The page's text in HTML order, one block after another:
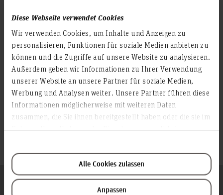
Diese Webseite verwendet Cookies
Wir verwenden Cookies, um Inhalte und Anzeigen zu
personalisieren, Funktionen für soziale Medien anbieten zu
können und die Zugriffe auf unsere Website zu analysieren.
Außerdem geben wir Informationen zu Ihrer Verwendung
unserer Website an unsere Partner für soziale Medien,
Werbung und Analysen weiter. Unsere Partner führen diese
Informationen möglicherweise mit weiteren Daten
zusammen, die Sie ihnen bereitgestellt haben oder die sie im
Alle Cookies zulassen
Anpassen
zur unabhängigen Spannungsversorgung
ZIM-Projekt Entwicklung einer neuartigen ESD-Unterlage mit
integrierter RFID-Antenne
Forschungskooperation mit der Fa. Möhlenhoff GmbH
Forschungskooperation mit der Fa. deister electronic GmbH
Ausgewählte aktuelle Publikationen
Folgen Sie uns